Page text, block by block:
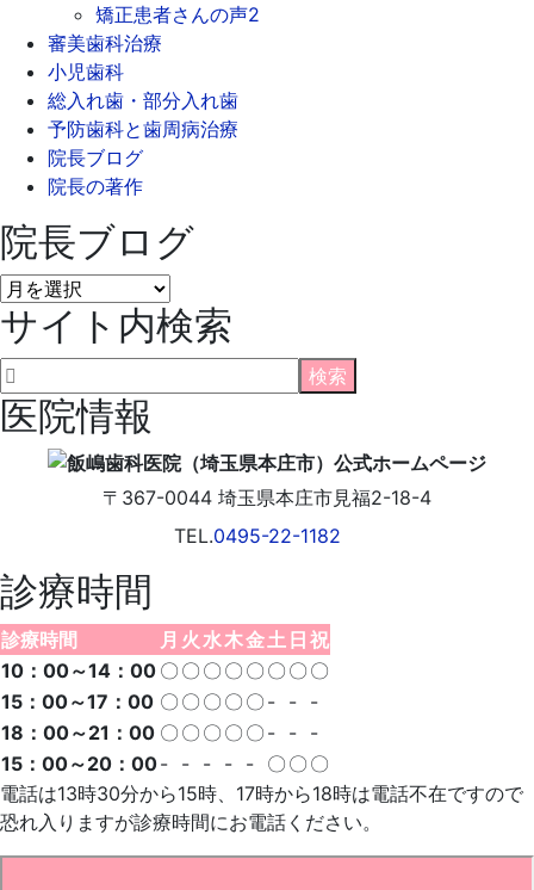
矯正患者さんの声2
審美歯科治療
小児歯科
総入れ歯・部分入れ歯
予防歯科と歯周病治療
院長ブログ
院長の著作
院長ブログ
院
長
ブ
ロ
グ
サイト内検索
医院情報
〒367-0044 埼玉県本庄市見福2-18-4
TEL.0495-22-1182
診療時間
診療時間 月 火 水木金土 日 祝
10：00～14：00 〇 〇 〇 〇 〇 〇 〇 〇
15：00～17：00 〇 〇 〇 〇 〇 - - -
18：00～21：00 〇 〇 〇 〇 〇 - - -
15：00～20：00- - - - - 〇 〇 〇
電話は13時30分から15時、17時から18時は電話不在ですので
恐れ入りますが診療時間にお電話ください。